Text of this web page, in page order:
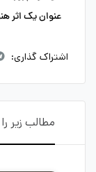
عنوان یک اثر
اشتراک گذاری:
مطالب زیر